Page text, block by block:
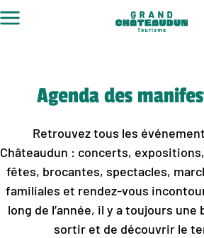
au
Agenda des
Retrouvez tous les
Châteaudun : concerts,
fêtes, brocantes, spectacles,
familiales et rendez-vous
long de l’année, il y a toujours une
sortir et de découvrir le